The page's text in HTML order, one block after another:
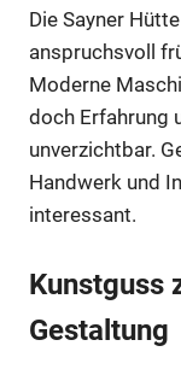
Die Sayner
anspruchsvoll
Moderne
doch Erfahrung
unverzichtbar.
Handwerk und
interessant.
Kunstguss
Gestaltung